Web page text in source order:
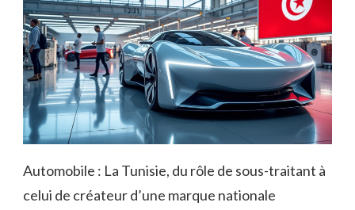
Automobile : La Tunisie, du rôle de sous-traitant à
celui de créateur d’une marque nationale